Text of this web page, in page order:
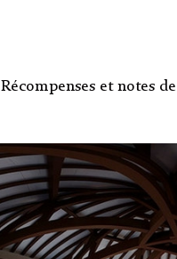
Récompenses et notes